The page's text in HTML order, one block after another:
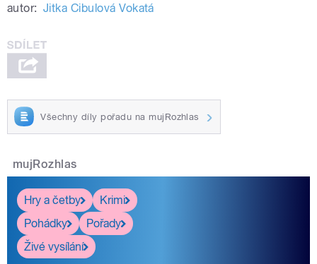
autor: Jitka Cibulová Vokatá
Všechny díly pořadu na mujRozhlas
mujRozhlas
Hry a četby
Krimi
Pohádky
Pořady
Živé vysílání